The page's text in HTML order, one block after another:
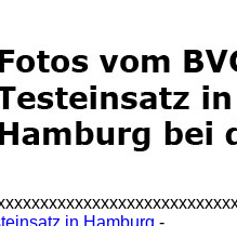
in Hamburg -